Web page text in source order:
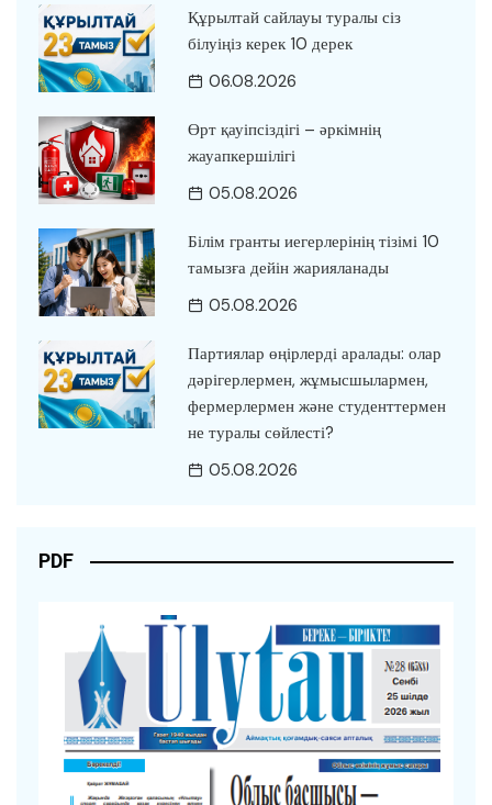
Құрылтай сайлауы туралы сіз
білуіңіз керек 10 дерек
06.08.2026
Өрт қауіпсіздігі – әркімнің
жауапкершілігі
05.08.2026
Білім гранты иегерлерінің тізімі 10
тамызға дейін жарияланады
05.08.2026
Партиялар өңірлерді аралады: олар
дәрігерлермен, жұмысшылармен,
фермерлермен және студенттермен
не туралы сөйлесті?
05.08.2026
PDF